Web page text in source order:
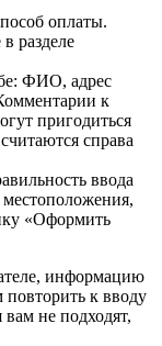
оплаты.
разделе
ФИО, адрес
к
пригодиться
справа
ввода
«Оформить
информацию
к вводу
не подходят,